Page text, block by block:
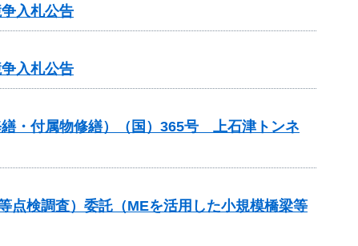
入札公告
入札公告
・付属物修繕）（国）365号 上石津トンネ
検調査）委託（MEを活用した小規模橋梁等